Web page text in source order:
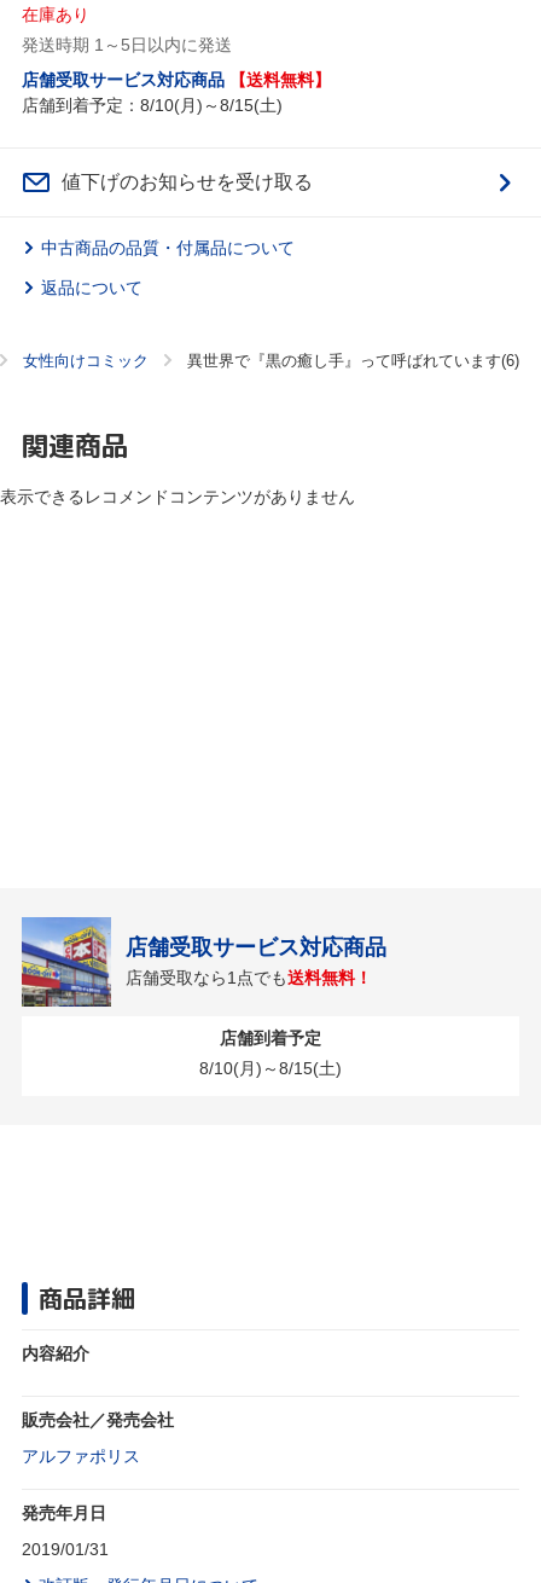
在庫あり
発送時期 1～5日以内に発送
店舗受取サービス対応商品
【送料無料】
店舗到着予定：8/10(月)～8/15(土)
値下げのお知らせを受け取る
中古商品の品質・付属品について
返品について
女性向けコミック 異世界で『黒の癒し手』って呼ばれています(6)
関連商品
表示できるレコメンドコンテンツがありません
店舗受取サービス対応商品
店舗受取なら1点でも送料無料！
店舗到着予定
8/10(月)～8/15(土)
商品詳細
内容紹介
販売会社／発売会社
アルファポリス
発売年月日
2019/01/31